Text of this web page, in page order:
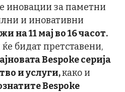
иновации за паметни
и иновативни
на 11 мај во 16 часот.
бидат претставени,
Bespoke серија
и услуги,како и
Bespoke